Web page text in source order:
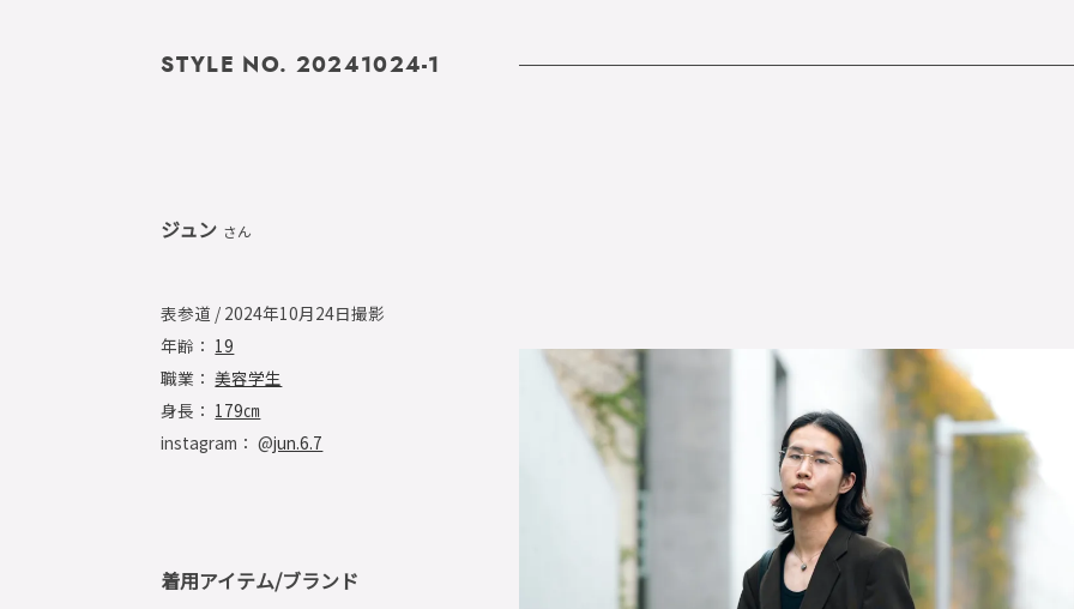
STYLE NO. 20241024-1
ジュン さん
表参道 / 2024年10月24日撮影
年齢： 19
職業：美容学生
身長： 179㎝
instagram： @jun.6.7
着用アイテム/ブランド